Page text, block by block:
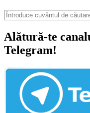
Alătură-te
Telegram!